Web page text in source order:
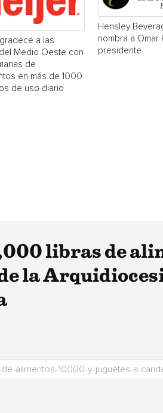
a las
Medio Oeste con
de
en más de 1000
de uso diario
Hensley
nombra a Omar
presidente
libras de
la